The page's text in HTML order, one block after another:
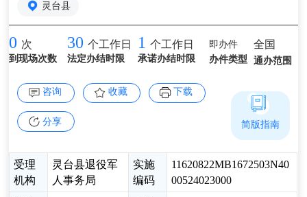
灵台县
0 次
到现场次数
30 个工作日
法定办结时限
1 个工作日
承诺办结时限
即办件
办件类型
全国
通办范围
咨询 收藏 下载
分享
受理
机构
灵台县退役军
人事务局
实施
编码
11620822MB1672503N40
00524023000
简版指南